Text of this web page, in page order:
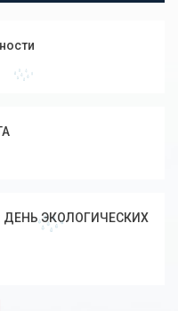
ДЕНЬ ЭКОЛОГИЧЕСКИХ